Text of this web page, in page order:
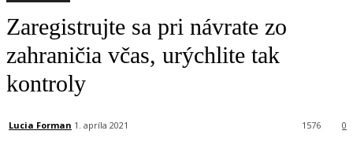
Zaregistrujte sa pri návrate zo
zahraničia včas, urýchlite tak
kontroly
Lucia Forman 1. apríla 2021 0
1576